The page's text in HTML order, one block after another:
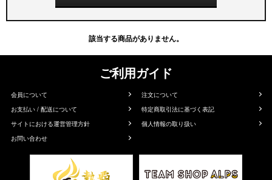
該当する商品がありません。
ご利用ガイド
会員について
注文について
お支払い / 配送について
特定商取引法に基づく表記
サイトにおける運営管理方針
個人情報の取り扱い
お問い合わせ